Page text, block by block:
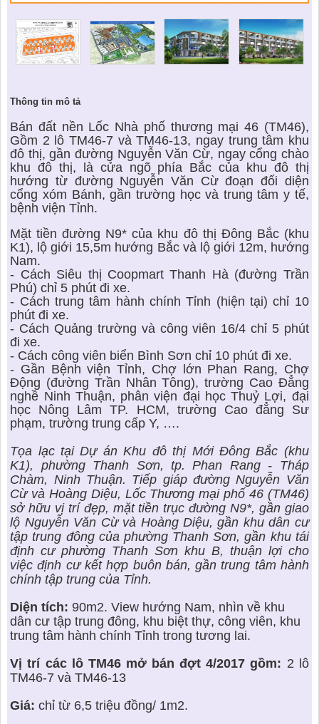
Thông tin mô tả
Bán đất nền Lốc Nhà phố thương mại 46 (TM46),
Gồm 2 lô TM46-7 và TM46-13, ngay trung tâm khu
đô thị, gần đường Nguyễn Văn Cừ, ngay cổng chào
khu đô thị, là cửa ngõ phía Bắc của khu đô thị
hướng từ đường Nguyễn Văn Cừ đoạn đối diện
cổng xóm Bánh, gần trường học và trung tâm y tế,
bệnh viện Tỉnh.
Mặt tiền đường N9* của khu đô thị Đông Bắc (khu
K1), lộ giới 15,5m hướng Bắc và lộ giới 12m, hướng
Nam.
- Cách Siêu thị Coopmart Thanh Hà (đường Trần
Phú) chỉ 5 phút đi xe.
- Cách trung tâm hành chính Tỉnh (hiện tại) chỉ 10
phút đi xe.
- Cách Quảng trường và công viên 16/4 chỉ 5 phút
đi xe.
- Cách công viên biển Bình Sơn chỉ 10 phút đi xe.
- Gần Bệnh viện Tỉnh, Chợ lớn Phan Rang, Chợ
Động (đường Trần Nhân Tông), trường Cao Đẳng
nghề Ninh Thuận, phân viện đại học Thuỷ Lợi, đại
học Nông Lâm TP. HCM, trường Cao đẳng Sư
phạm, trường trung cấp Y, ….
Tọa lạc tại Dự án Khu đô thị Mới Đông Bắc (khu
K1), phường Thanh Sơn, tp. Phan Rang - Tháp
Chàm, Ninh Thuận. Tiếp giáp đường Nguyễn Văn
Cừ và Hoàng Diệu, Lốc Thương mại phố 46 (TM46)
sở hữu vị trí đẹp, mặt tiền trục đường N9*, gần giao
lộ Nguyễn Văn Cừ và Hoàng Diệu, gần khu dân cư
tập trung đông của phường Thanh Sơn, gần khu tái
định cư phường Thanh Sơn khu B, thuận lợi cho
việc định cư kết hợp buôn bán, gần trung tâm hành
chính tập trung của Tỉnh.
Diện tích: 90m2. View hướng Nam, nhìn về khu
dân cư tập trung đông, khu biệt thự, công viên, khu
trung tâm hành chính Tỉnh trong tương lai.
Vị trí các lô TM46 mở bán đợt 4/2017 gồm: 2 lô
TM46-7 và TM46-13
Giá: chỉ từ 6,5 triệu đồng/ 1m2.